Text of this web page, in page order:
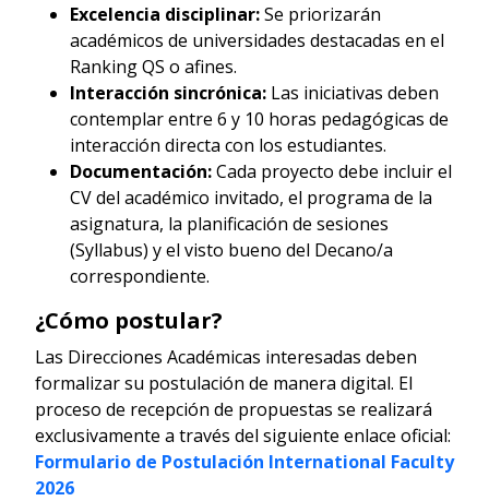
Excelencia disciplinar:Se priorizarán
académicos de universidades destacadas en el
Ranking QS o afines.
Interacción sincrónica: Las iniciativas deben
contemplar entre 6 y 10 horas pedagógicas de
interacción directa con los estudiantes.
Documentación:Cada proyecto debe incluir el
CV del académico invitado, el programa de la
asignatura, la planificación de sesiones
(Syllabus) y el visto bueno del Decano/a
correspondiente.
¿Cómo postular?
Las Direcciones Académicas interesadas deben
formalizar su postulación de manera digital. El
proceso de recepción de propuestas se realizará
exclusivamente a través del siguiente enlace oficial:
Formulario de Postulación International Faculty
2026